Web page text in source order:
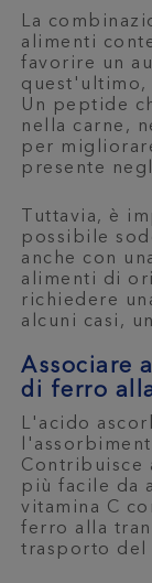
La
alimenti
favorire un
quest'ultimo,
Un peptide
nella carne,
per
presente
Tuttavia, è
possibile
anche con
alimenti di
richiedere
alcuni casi,
Associare
di ferro
L'acido
Contribuisce
più facile da
vitamina C
ferro alla
trasporto del